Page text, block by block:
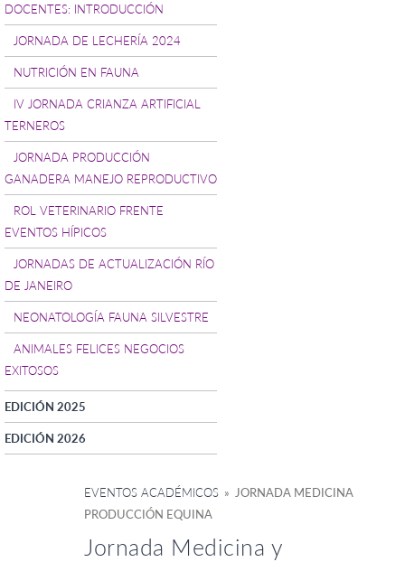
DOCENTES: INTRODUCCIÓN
JORNADA DE LECHERÍA 2024
NUTRICIÓN EN FAUNA
IV JORNADA CRIANZA ARTIFICIAL
TERNEROS
JORNADA PRODUCCIÓN
GANADERA MANEJO REPRODUCTIVO
ROL VETERINARIO FRENTE
EVENTOS HÍPICOS
JORNADAS DE ACTUALIZACIÓN RÍO
DE JANEIRO
NEONATOLOGÍA FAUNA SILVESTRE
ANIMALES FELICES NEGOCIOS
EXITOSOS
EDICIÓN 2025
EDICIÓN 2026
EVENTOS ACADÉMICOS » JORNADA MEDICINA
PRODUCCIÓN EQUINA
Jornada Medicina y